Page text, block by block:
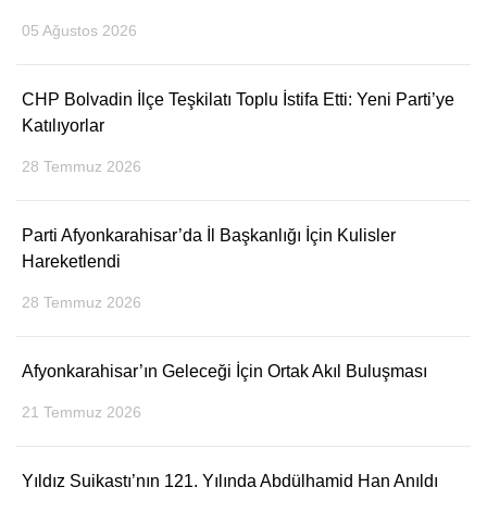
Instagram
RESMI İLANLAR
CANLI YAYIN
05 Ağustos 2026
CHP Bolvadin İlçe Teşkilatı Toplu İstifa Etti: Yeni Parti’ye
Katılıyorlar
28 Temmuz 2026
Parti Afyonkarahisar’da İl Başkanlığı İçin Kulisler
Hareketlendi
28 Temmuz 2026
Afyonkarahisar’ın Geleceği İçin Ortak Akıl Buluşması
21 Temmuz 2026
Yıldız Suikastı’nın 121. Yılında Abdülhamid Han Anıldı